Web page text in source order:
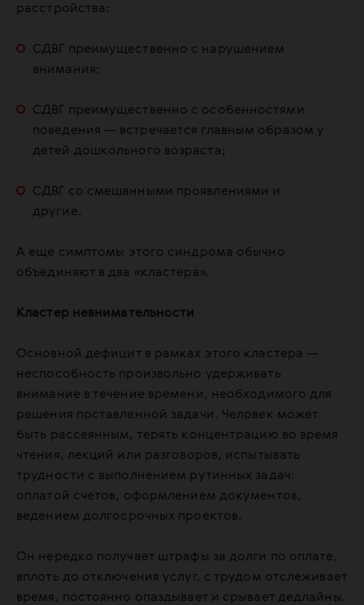
расстройства:
СДВГ преимущественно с нарушением
внимания;
СДВГ преимущественно с особенностями
поведения — встречается главным образом у
детей дошкольного возраста;
СДВГ со смешанными проявлениями и
другие.
А еще симптомы этого синдрома обычно
объединяют в два «кластера».
Кластер невнимательности
Основной дефицит в рамках этого кластера —
неспособность произвольно удерживать
внимание в течение времени, необходимого для
решения поставленной задачи. Человек может
быть рассеянным, терять концентрацию во время
чтения, лекций или разговоров, испытывать
трудности с выполнением рутинных задач:
оплатой счетов, оформлением документов,
ведением долгосрочных проектов.
Он нередко получает штрафы за долги по оплате,
вплоть до отключения услуг, с трудом отслеживает
время, постоянно опаздывает и срывает дедлайны.